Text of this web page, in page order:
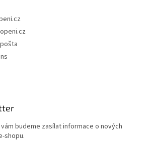
budeme zasílat informace o nových
shopu.